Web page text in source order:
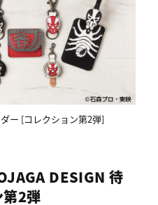
ー [コレクション第2弾]
DESIGN 待
2弾